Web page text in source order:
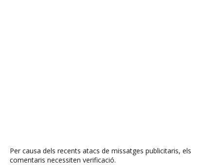
Per causa dels recents atacs de missatges publicitaris, els
comentaris necessiten verificació.